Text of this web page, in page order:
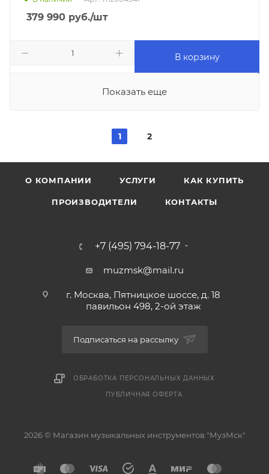
379 990 руб./шт
В корзину
Показать еще
1 2
О КОМПАНИИ УСЛУГИ КАК КУПИТЬ
ПРОИЗВОДИТЕЛИ КОНТАКТЫ
+7 (495) 794-18-77
muzmsk@mail.ru
г. Москва, Пятницкое шоссе, д. 18
павильон 498, 2-ой этаж
Подписаться на рассылку
ОБРАБОТКА ПЕРСОНАЛЬНЫХ ДАННЫХ
ПУБЛИЧНАЯ ОФЕРТА
2026 © Магазин музыкальных инструментов "МузМск"